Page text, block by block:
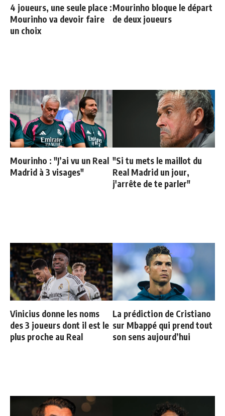
4 joueurs, une seule place :
Mourinho va devoir faire
un choix
Mourinho bloque le départ
de deux joueurs
Mourinho : "J’ai vu un Real
Madrid à 3 visages"
"Si tu mets le maillot du
Real Madrid un jour,
j'arrête de te parler"
Vinicius donne les noms
des 3 joueurs dont il est le
plus proche au Real
La prédiction de Cristiano
sur Mbappé qui prend tout
son sens aujourd’hui